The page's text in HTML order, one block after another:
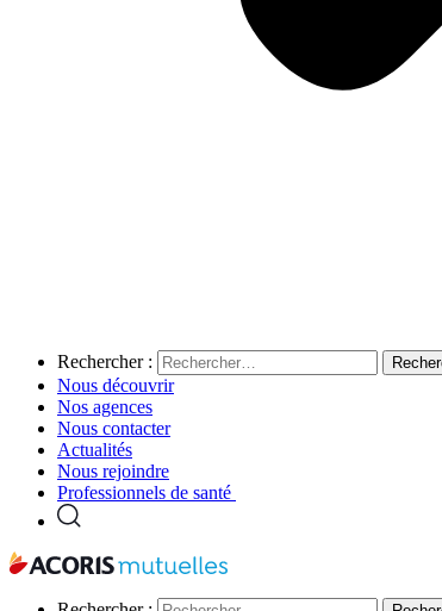
Rechercher :
Nous découvrir
Nos agences
Nous contacter
Actualités
Nous rejoindre
Professionnels de santé